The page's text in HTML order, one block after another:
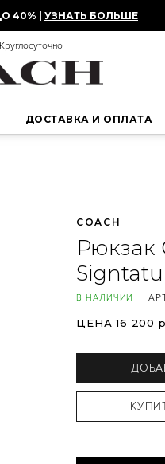
40% | УЗНАТЬ БОЛЬШЕ
ДОСТАВКА И ОПЛАТА
COACH
Рюкзак
В НАЛИЧИИ
ЦЕНА 16 200